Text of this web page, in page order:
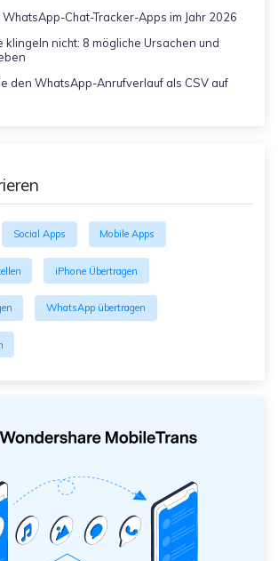
Chat-Tracker-Apps im Jahr 2026
nicht: 8 mögliche Ursachen und
den WhatsApp-Anrufverlauf als CSV auf
Social Apps Mobile Apps
iPhone Übertragen
WhatsApp übertragen